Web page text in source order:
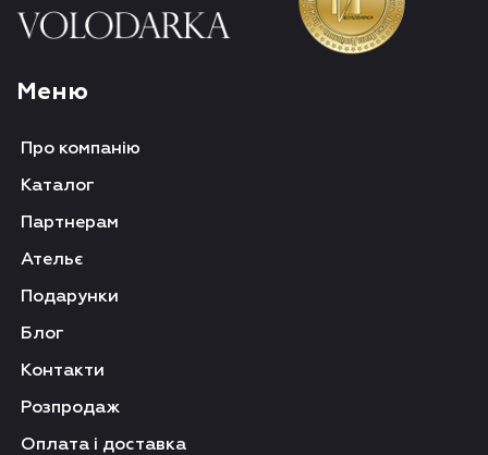
Меню
Про компанію
Каталог
Партнерам
Ательє
Подарунки
Блог
Контакти
Розпродаж
Оплата і доставка